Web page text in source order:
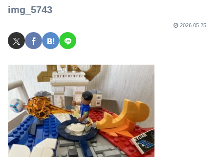
img_5743
2026.05.25